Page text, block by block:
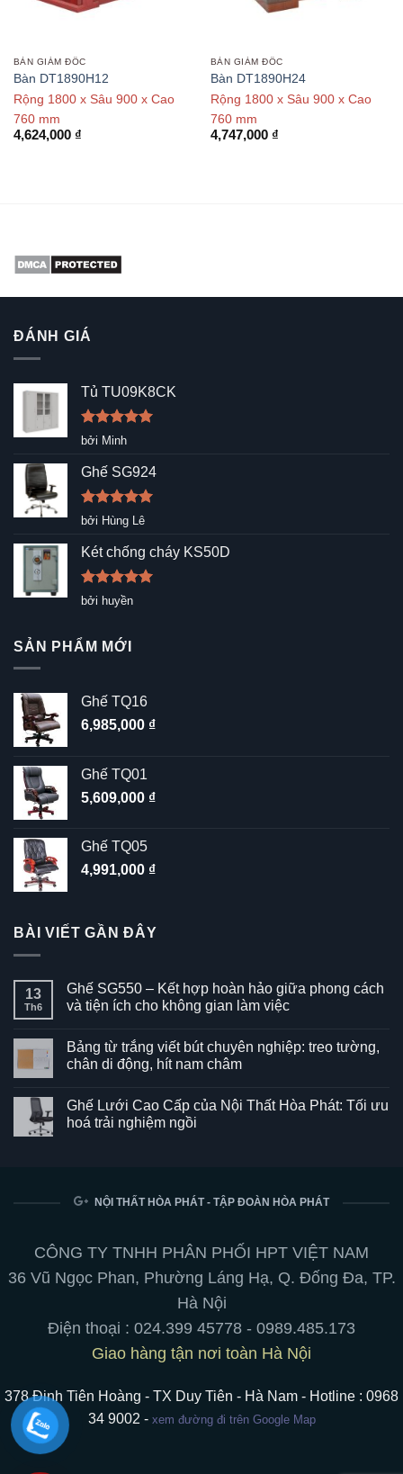
BÀN GIÁM ĐỐC
Bàn DT1890H12
Rộng 1800 x Sâu 900 x Cao
760 mm
4,624,000 ₫
BÀN GIÁM ĐỐC
Bàn DT1890H24
Rộng 1800 x Sâu 900 x Cao
760 mm
4,747,000 ₫
ĐÁNH GIÁ
Tủ TU09K8CK
Được xếp
sao
bởi Minh
Ghế SG924
Được xếp
5
sao
bởi Hùng Lê
Két chống cháy KS50D
Được xếp
hạng5
bởi huyền
SẢN PHẨM MỚI
Ghế TQ16
6,985,000 ₫
Ghế TQ01
5,609,000 ₫
Ghế TQ05
4,991,000 ₫
BÀI VIẾT GẦN ĐÂY
13
Th6
Ghế SG550 – Kết hợp hoàn hảo giữa phong cách
và tiện ích cho không gian làm việc
bình
luận
ở
–
Kết
hợp
và
không
gian
việc
Bảng từ trắng viết bút chuyên nghiệp: treo tường,
chân di động, hít nam châm
bình
luận
ở
chuyên
chân
di
hít
Ghế Lưới Cao Cấp của Nội Thất Hòa Phát: Tối ưu
hoá trải nghiệm ngồi
Ghế
của
Nội
Hòa
hoá
trải
nghiệm
NỘI THẤT HÒA PHÁT - TẬP ĐOÀN HÒA PHÁT
CÔNG TY TNHH PHÂN PHỐI HPT VIỆT NAM
36 Vũ Ngọc Phan, Phường Láng Hạ, Q. Đống Đa, TP.
Hà Nội
Điện thoại : 024.399 45778 - 0989.485.173
Giao hàng tận nơi toàn Hà Nội
378 Đinh Tiên Hoàng - TX Duy Tiên - Hà Nam - Hotline : 0968
34 9002 - xem đường đi trên Google Map